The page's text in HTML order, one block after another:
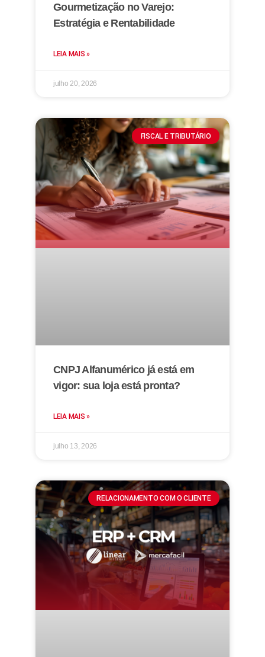
Gourmetização no Varejo:
Estratégia e Rentabilidade
LEIA MAIS »
julho 20, 2026
FISCAL E TRIBUTÁRIO
CNPJ Alfanumérico já está em
vigor: sua loja está pronta?
LEIA MAIS »
julho 13, 2026
RELACIONAMENTO COM O CLIENTE